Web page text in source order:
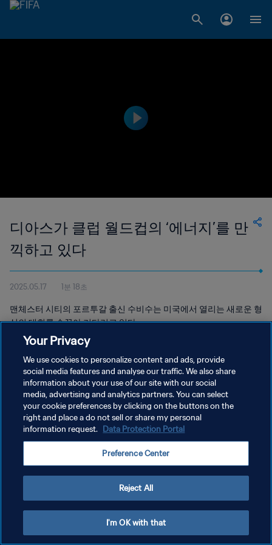
디아스가 클럽 월드컵의 ‘에너지’를 만
끽하고 있다
2025.05.17 1분 18초
맨체스터 시티의 포르투갈 출신 수비수는 미국에서 열리는 새로운 형
식의 대회를 손꼽아 기다리고 있다.
개인정보 보호정책
서비스 약관
쿠키 기본 설정 관리
Your Privacy
We use cookies to personalize content and ads, provide
social media features and analyse our traffic. We also share
information about your use of our site with our social
media, advertising and analytics partners. You can select
your cookie preferences by clicking on the buttons on the
right and place a do not sell or share my personal
information request. Data Protection Portal
Preference Center
Reject All
I'm OK with that